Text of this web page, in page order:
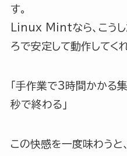
す。
Linux Mintなら、こう
ろで安定して動作してくれ
「手作業で3時間かかる
秒で終わる」
この快感を一度味わうと